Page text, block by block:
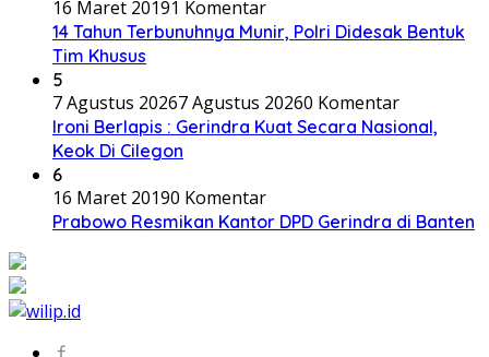
16 Maret 20191 Komentar
14 Tahun Terbunuhnya Munir, Polri Didesak Bentuk
Tim Khusus
5
7 Agustus 20267 Agustus 20260 Komentar
Ironi Berlapis : Gerindra Kuat Secara Nasional,
Keok Di Cilegon
6
16 Maret 20190 Komentar
Prabowo Resmikan Kantor DPD Gerindra di Banten